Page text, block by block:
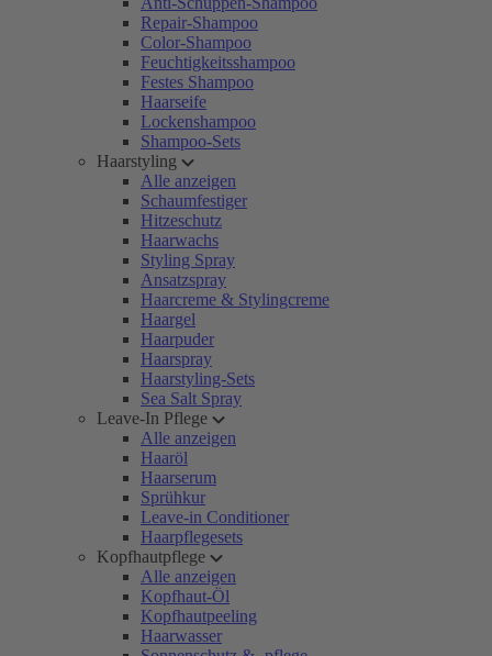
Repair-Shampoo
Color-Shampoo
Feuchtigkeitsshampoo
Festes Shampoo
Haarseife
Lockenshampoo
Shampoo-Sets
Haarstyling
Alle anzeigen
Schaumfestiger
Hitzeschutz
Haarwachs
Styling Spray
Ansatzspray
Haarcreme & Stylingcreme
Haargel
Haarpuder
Haarspray
Haarstyling-Sets
Sea Salt Spray
Leave-In Pflege
Alle anzeigen
Haaröl
Haarserum
Sprühkur
Leave-in Conditioner
Haarpflegesets
Kopfhautpflege
Alle anzeigen
Kopfhaut-Öl
Kopfhautpeeling
Haarwasser